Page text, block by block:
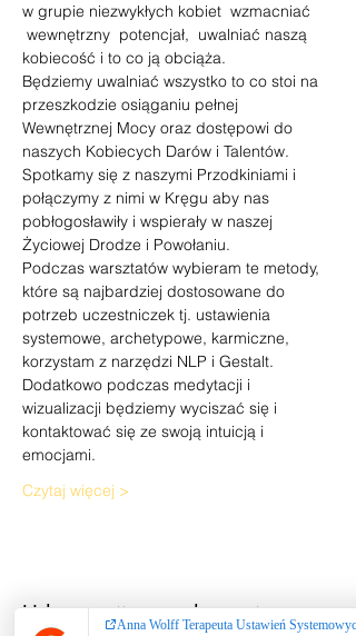
w grupie niezwykłych kobiet  wzmacniać
wewnętrzny  potencjał,  uwalniać naszą
kobiecość i to co ją obciąża.
Będziemy uwalniać wszystko to co stoi na
przeszkodzie osiąganiu pełnej
Wewnętrznej Mocy oraz dostępowi do
naszych Kobiecych Darów i Talentów.
Spotkamy się z naszymi Przodkiniami i
połączymy z nimi w Kręgu aby nas
pobłogosławiły i wspierały w naszej
Życiowej Drodze i Powołaniu.
Podczas warsztatów wybieram te metody,
które są najbardziej dostosowane do
potrzeb uczestniczek tj. ustawienia
systemowe, archetypowe, karmiczne,
korzystam z narzędzi NLP i Gestalt.
Dodatkowo podczas medytacji i
wizualizacji będziemy wyciszać się i
kontaktować się ze swoją intuicją i
emocjami.
Czytaj więcej >
Udostępnij to wydarzenie